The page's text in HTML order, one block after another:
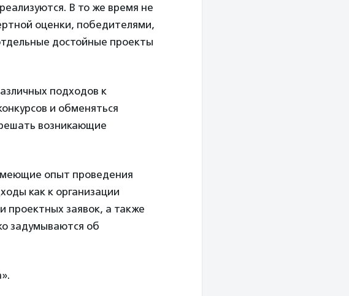
В то же время не
оценки, победителями,
достойные проекты
подходов к
и обменяться
возникающие
опыт проведения
как к организации
проектных заявок, а также
задумываются об